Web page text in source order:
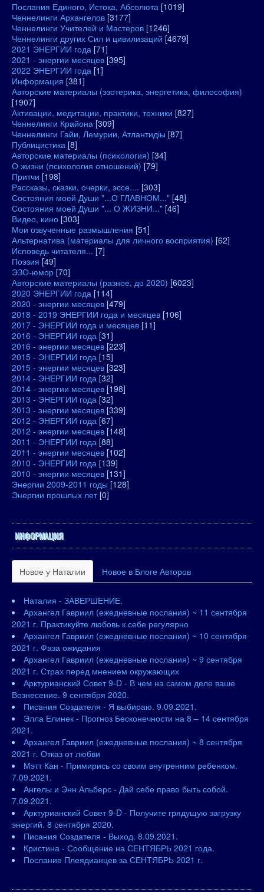
Послания Единого, Истока, Абсолюта [1019]
Ченнелинги Архангелов [3177]
Ченнелинги Учителей и Мастеров [1246]
Ченнелинги других Сил и цивилизаций [4679]
2021 ЭНЕРГИИ года [71]
2021 - энергии месяцев [395]
2022 ЭНЕРГИИ года [1]
Информация [381]
Авторские материалы (эзотерика, энергетика, философия)
[1907]
Активации, медитации, практики, техники [827]
Ченнелинги Крайона [309]
Ченнелинги Гайи, Лемурии, Атлантидіы [87]
Публицистика [8]
Авторские материалы (психология) [34]
О жизни (психология отношений) [79]
Притчи [198]
Рассказы, сказки, очерки, эссе.... [303]
Состояния моей Души "...О ГЛАВНОМ..." [48]
Состояния моей Души "... О ЖИЗНИ..." [46]
Видео, кино [303]
Мои озвученные размышления [51]
Альтернатива (материалы для личного восприятия) [62]
Исповедь читателя... [7]
Поэзия [49]
ЭЗО-юмор [70]
Авторские материалы (разное, до 2020) [6023]
2020 ЭНЕРГИИ года [114]
2020 - энергии месяцев [479]
2018 - 2019 ЭНЕРГИИ года и месяцев [106]
2017 - ЭНЕРГИИ года и месяцев [11]
2016 - ЭНЕРГИИ года [31]
2016 - энергии месяцев [223]
2015 - ЭНЕРГИИ года [15]
2015 - энергии месяцев [323]
2014 - ЭНЕРГИИ года [32]
2014 - энергии месяцев [198]
2013 - ЭНЕРГИИ года [32]
2013 - энергии месяцев [339]
2012 - ЭНЕРГИИ года [67]
2012 - энергии месяцев [148]
2011 - ЭНЕРГИИ года [88]
2011 - энергии месяцев [102]
2010 - ЭНЕРГИИ года [139]
2010 - энергии месяцев [131]
Энергии 2009-2011 годы [128]
Энергии прошлых лет [0]
ИНФОРМАЦИЯ
Новое у Наталии Новое в Блоге Авторов
Наталия - ЗАВЕРШЕНИЕ.
Архангел Гавриил (ежедневные послания) ~ 11 сентября
2021 г. Практикуйте любовь к себе регулярно
Архангел Гавриил (ежедневные послания) ~ 10 сентября
2021 г. Фаза ожидания
Архангел Гавриил (ежедневные послания) ~ 9 сентября
2021 г. Страх перед мнением окружающих
Арктурианский Совет 9-D - В чем на самом деле ваше
Вознесение. 9 сентября 2020.
Писания Создателя - Я выбираю. 9.09.2021.
Элла Елинек - Прогноз Бесконечности на 8 – 14 сентября
2021.
Архангел Гавриил (ежедневные послания) ~ 8 сентября
2021 г. Отказ от любви
Мэтт Кан - Примирись со своим внутренним ребенком.
7.09.2021.
Ангелы и Энн Альберс - Дай себе право быть собой.
7.09.2021.
Арктурианский Совет 9-D - Получите грядущую загрузку
энергий. 8 сентября 2020.
Писания Создателя - Выход. 8.09.2021.
Кристина - Сообщение на СЕНТЯБРЬ 2021 года.
Послание Плеядианцев за СЕНТЯБРЬ 2021 г.